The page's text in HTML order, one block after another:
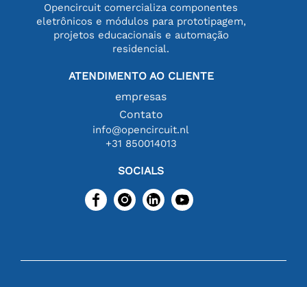
Opencircuit comercializa componentes
eletrônicos e módulos para prototipagem,
projetos educacionais e automação
residencial.
ATENDIMENTO AO CLIENTE
empresas
Contato
info@opencircuit.nl
+31 850014013
SOCIALS